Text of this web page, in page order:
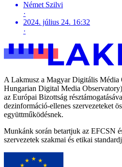
Német Szilvi
·
2024. július 24. 16:32
·
A Lakmusz a Magyar Digitális
Hungarian Digital Media
az Európai Bizottság
dezinformáció-ellenes szervezeteket
együttműködésnek.
Munkánk során betartjuk az EFCSN
szervezetek szakmai és etikai